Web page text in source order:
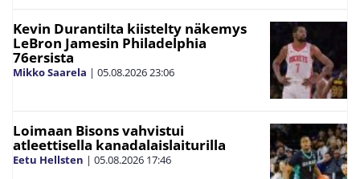
Kevin Durantilta kiistelty näkemys
LeBron Jamesin Philadelphia
76ersista
Mikko Saarela | 05.08.202623:06
Loimaan Bisons vahvistui
atleettisella kanadalaislaiturilla
Eetu Hellsten | 05.08.2026 17:46